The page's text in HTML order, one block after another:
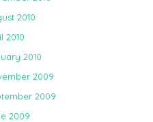
2010
2010
2010
2009
2009
2009